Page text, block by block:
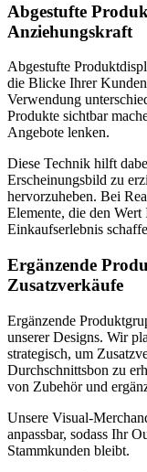
Abgestufte
Anziehungskraft
Abgestufte
die Blicke Ihrer
Verwendung
Produkte sichtbar
Angebote lenken.
Diese Technik hilft
Erscheinungsbild zu
hervorzuheben. Bei
Elemente, die den
Einkaufserlebnis
Ergänzende
Zusatzverkäufe
Ergänzende
unserer Designs. Wir
strategisch, um
Durchschnittsbon zu
von Zubehör und
Unsere Visual-
anpassbar, sodass Ihr
Stammkunden bleibt.